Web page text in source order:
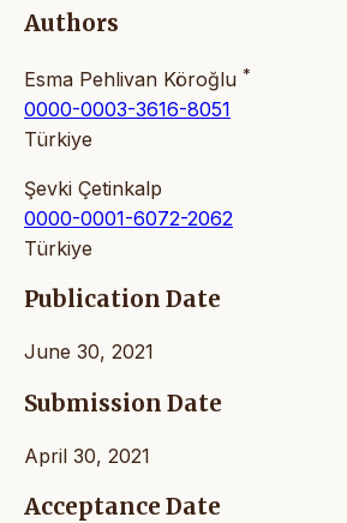
Authors
Esma Pehlivan Köroğlu *
0000-0003-3616-8051
Türkiye
Şevki Çetinkalp
0000-0001-6072-2062
Türkiye
Publication Date
June 30, 2021
Submission Date
April 30, 2021
Acceptance Date